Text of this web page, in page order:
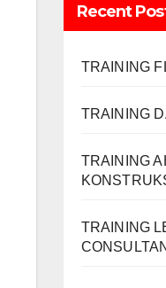
Recent
TRAINING
TRAINING
TRAINING
TRAINING